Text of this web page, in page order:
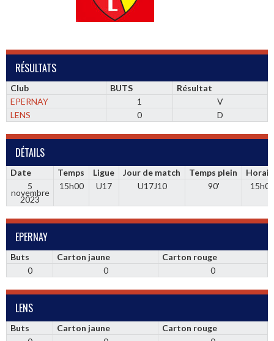
RÉSULTATS
Club BUTS
Résultat
EPERNAY
1
V
LENS
0 D
DÉTAILS
Date Temps Ligue Jour de match Temps plein
5
novembre
2023
15h00 U17 U17J10 90' 15h00
EPERNAY
Buts Carton jaune
Carton rouge
0
0 0
LENS
Buts Carton jaune
Carton rouge